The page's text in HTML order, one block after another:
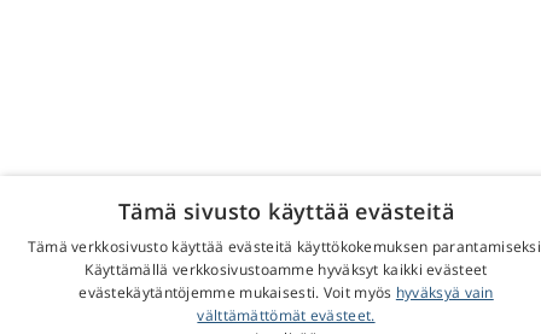
Tämä sivusto käyttää evästeitä
Tämä verkkosivusto käyttää evästeitä käyttökokemuksen
Käyttämällä verkkosivustoamme hyväksyt kaikki evästeet
evästekäytäntöjemme mukaisesti. Voit myös hyväksyä vain
välttämättömät evästeet.